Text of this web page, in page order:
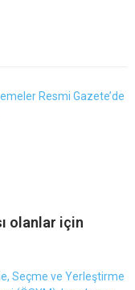
olanlar için